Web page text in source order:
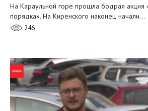
На Караульной горе прошла бодрая акция
порядка». На Киренского наконец начали…
246